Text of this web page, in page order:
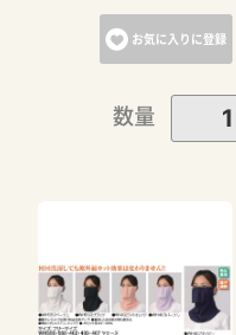
お気に入りに登録
数量